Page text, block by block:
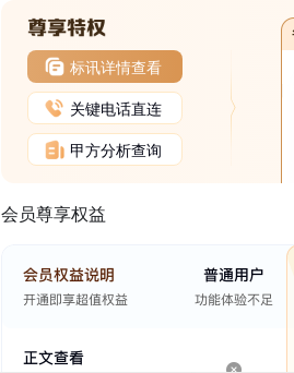
标讯详情查看
关键电话直连
甲方分析查询
会员尊享权益